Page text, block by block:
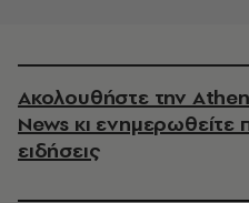
Ακολουθήστε την
News κι ενημερωθείτε
ειδήσεις